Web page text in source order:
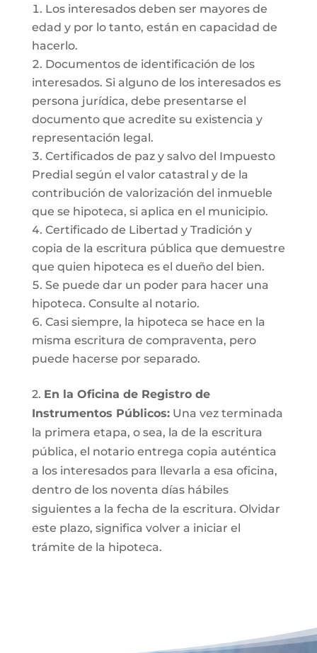
Los interesados deben ser mayores de
edad y por lo tanto, están en capacidad de
hacerlo.
Documentos de identificación de los
interesados. Si alguno de los interesados es
persona jurídica, debe presentarse el
documento que acredite su existencia y
representación legal.
Certificados de paz y salvo del Impuesto
Predial según el valor catastral y de la
contribución de valorización del inmueble
que se hipoteca, si aplica en el municipio.
Certificado de Libertad y Tradición y
copia de la escritura pública que demuestre
que quien hipoteca es el dueño del bien.
Se puede dar un poder para hacer una
hipoteca. Consulte al notario.
Casi siempre, la hipoteca se hace en la
misma escritura de compraventa, pero
puede hacerse por separado.
2. En la Oficina de Registro de
Instrumentos Públicos:Una vez terminada
la primera etapa, o sea, la de la escritura
pública, el notario entrega copia auténtica
a los interesados para llevarla a esa oficina,
dentro de los noventa días hábiles
siguientes a la fecha de la escritura. Olvidar
este plazo, significa volver a iniciar el
trámite de la hipoteca.